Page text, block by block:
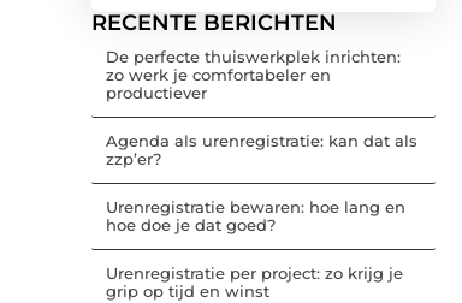
RECENTE BERICHTEN
De perfecte thuiswerkplek inrichten:
zo werk je comfortabeler en
productiever
Agenda als urenregistratie: kan dat als
zzp’er?
Urenregistratie bewaren: hoe lang en
hoe doe je dat goed?
Urenregistratie per project: zo krijg je
grip op tijd en winst